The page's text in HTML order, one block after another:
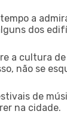
a
dos
a cultura
não se
de
na cidade.